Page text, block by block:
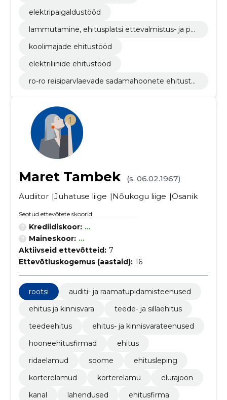
elektripaigaldustööd
lammutamine, ehitusplatsi ettevalmistus- ja pu
koolimajade ehitustööd
elektriliinide ehitustööd
ro-ro reisiparvlaevade sadamahoonete ehitustö
Maret Tambek
(s. 06.02.1967)
Audiitor Juhatuse liige Nõukogu liige Osanik
Seotud ettevõtete skoorid
Krediidiskoor: ...
Maineskoor: ...
Aktiivseid ettevõtteid: 7
Ettevõtluskogemus (aastaid): 16
rootsi
auditi- ja raamatupidamisteenused
ehitus ja kinnisvara
teede- ja sillaehitus
teedeehitus
ehitus- ja kinnisvarateenused
hooneehitusfirmad
ehitus
ridaelamud
soome
ehitusleping
korterelamud
korterelamu
elurajoon
kanal
lahendused
ehitusfirma